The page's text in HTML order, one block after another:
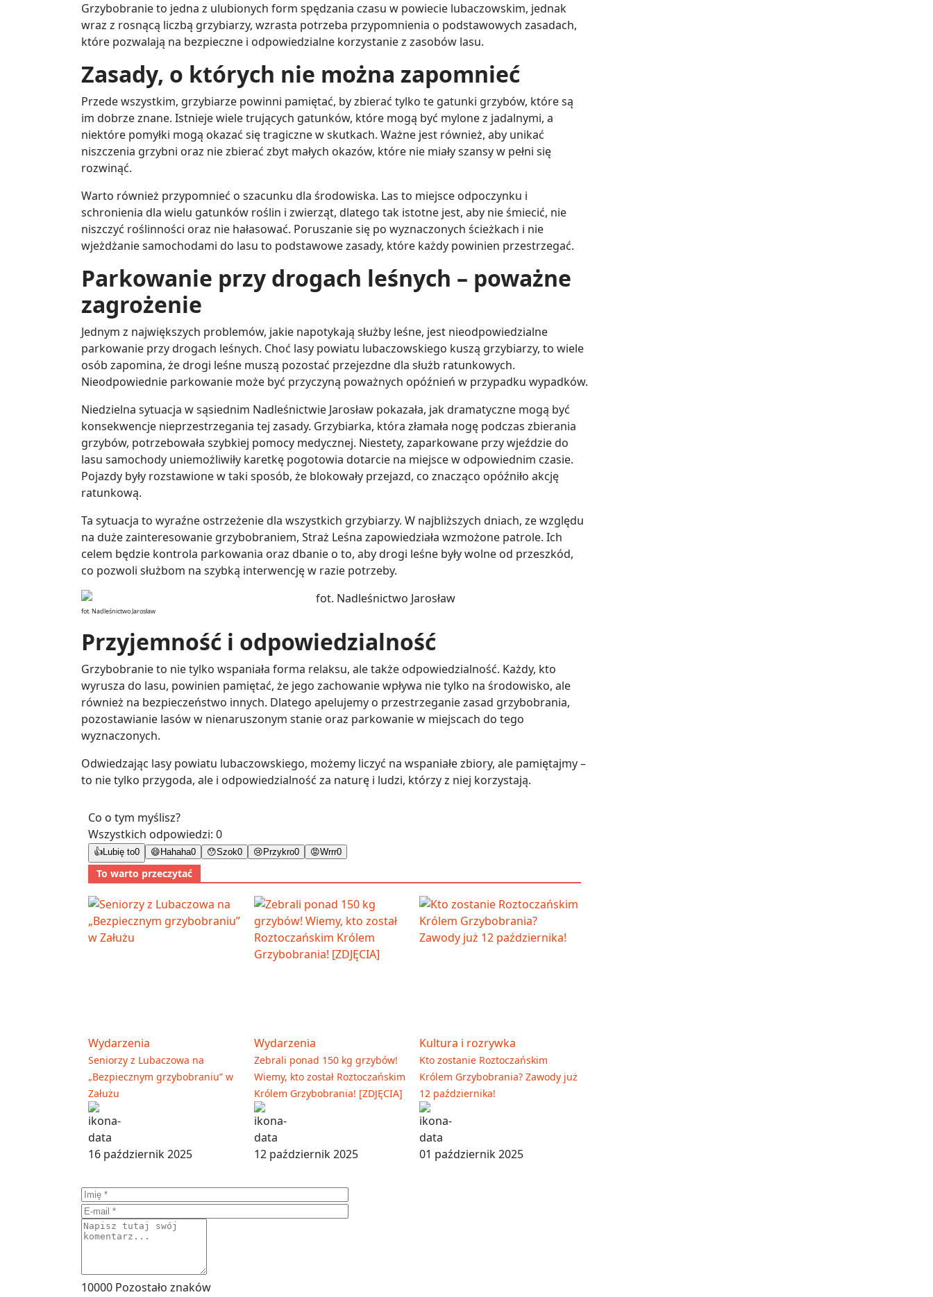
Grzybobranie to jedna z ulubionych form spędzania czasu w powiecie lubaczowskim, jednak
wraz z rosnącą liczbą grzybiarzy, wzrasta potrzeba przypomnienia o podstawowych zasadach,
które pozwalają na bezpieczne i odpowiedzialne korzystanie z zasobów lasu.
Zasady, o których nie można zapomnieć
Przede wszystkim, grzybiarze powinni pamiętać, by zbierać tylko te gatunki grzybów, które są
im dobrze znane. Istnieje wiele trujących gatunków, które mogą być mylone z jadalnymi, a
niektóre pomyłki mogą okazać się tragiczne w skutkach. Ważne jest również, aby unikać
niszczenia grzybni oraz nie zbierać zbyt małych okazów, które nie miały szansy w pełni się
rozwinąć.
Warto również przypomnieć o szacunku dla środowiska. Las to miejsce odpoczynku i
schronienia dla wielu gatunków roślin i zwierząt, dlatego tak istotne jest, aby nie śmiecić, nie
niszczyć roślinności oraz nie hałasować. Poruszanie się po wyznaczonych ścieżkach i nie
wjeżdżanie samochodami do lasu to podstawowe zasady, które każdy powinien przestrzegać.
Parkowanie przy drogach leśnych – poważne
zagrożenie
Jednym z największych problemów, jakie napotykają służby leśne, jest nieodpowiedzialne
parkowanie przy drogach leśnych. Choć lasy powiatu lubaczowskiego kuszą grzybiarzy, to wiele
osób zapomina, że drogi leśne muszą pozostać przejezdne dla służb ratunkowych.
Nieodpowiednie parkowanie może być przyczyną poważnych opóźnień w przypadku wypadków.
Niedzielna sytuacja w sąsiednim Nadleśnictwie Jarosław pokazała, jak dramatyczne mogą być
konsekwencje nieprzestrzegania tej zasady. Grzybiarka, która złamała nogę podczas zbierania
grzybów, potrzebowała szybkiej pomocy medycznej. Niestety, zaparkowane przy wjeździe do
lasu samochody uniemożliwiły karetkę pogotowia dotarcie na miejsce w odpowiednim czasie.
Pojazdy były rozstawione w taki sposób, że blokowały przejazd, co znacząco opóźniło akcję
ratunkową.
Ta sytuacja to wyraźne ostrzeżenie dla wszystkich grzybiarzy. W najbliższych dniach, ze względu
na duże zainteresowanie grzybobraniem, Straż Leśna zapowiedziała wzmożone patrole. Ich
celem będzie kontrola parkowania oraz dbanie o to, aby drogi leśne były wolne od przeszkód,
co pozwoli służbom na szybką interwencję w razie potrzeby.
fot. Nadleśnictwo Jarosław
Przyjemność i odpowiedzialność
Grzybobranie to nie tylko wspaniała forma relaksu, ale także odpowiedzialność. Każdy, kto
wyrusza do lasu, powinien pamiętać, że jego zachowanie wpływa nie tylko na środowisko, ale
również na bezpieczeństwo innych. Dlatego apelujemy o przestrzeganie zasad grzybobrania,
pozostawianie lasów w nienaruszonym stanie oraz parkowanie w miejscach do tego
wyznaczonych.
Odwiedzając lasy powiatu lubaczowskiego, możemy liczyć na wspaniałe zbiory, ale pamiętajmy –
to nie tylko przygoda, ale i odpowiedzialność za naturę i ludzi, którzy z niej korzystają.
Co o tym myślisz?
Wszystkich odpowiedzi: 0
👍Lubię to0 😄 Hahaha0 😯Szok0 😢 Przykro0 😡Wrrr0
To warto przeczytać
Wydarzenia
Seniorzy z Lubaczowa na
„Bezpiecznym grzybobraniu” w
Załużu
16 październik 2025
Wydarzenia
Zebrali ponad 150 kg grzybów!
Wiemy, kto został Roztoczańskim
Królem Grzybobrania! [ZDJĘCIA]
12 październik 2025
Kultura i rozrywka
Kto zostanie Roztoczańskim
Królem Grzybobrania? Zawody już
12 października!
01 październik 2025
10000 Pozostało znaków